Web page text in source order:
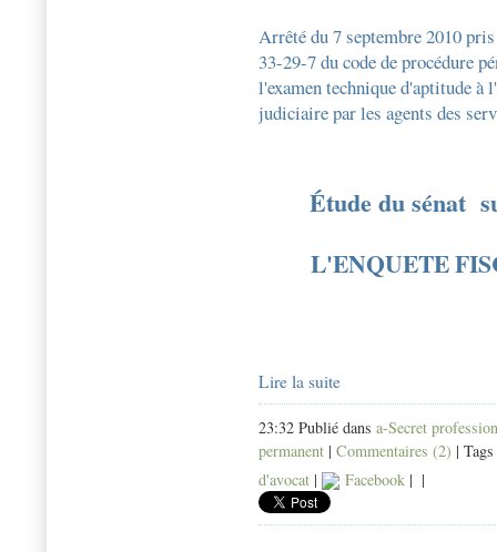
Arrêté du 7 septembre 2010
33-29-7 du code de procédure
l'examen technique d'aptitude à
judiciaire par les agents des
Étude du sénat
L'ENQUETE
Lire la suite
23:32 Publié dans a-Secret
permanent | Commentaires (2) |
d'avocat | Facebook | |